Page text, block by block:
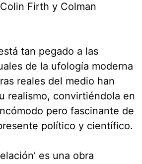
Firth y Colman
tan pegado a las
de la ufología moderna
reales del medio han
realismo, convirtiéndola en
pero fascinante de
político y científico.
es una obra